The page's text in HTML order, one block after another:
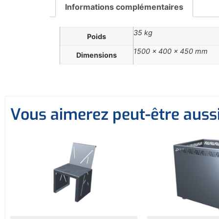
Informations complémentaires
Poids 35 kg
Dimensions 1500 × 400 × 450 mm
Vous aimerez peut-être